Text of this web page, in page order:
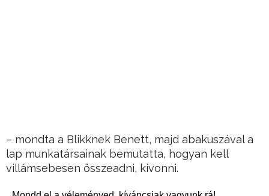
– mondta a Blikknek Benett, majd abakuszával a
lap munkatársainak bemutatta, hogyan kell
villámsebesen összeadni, kivonni.